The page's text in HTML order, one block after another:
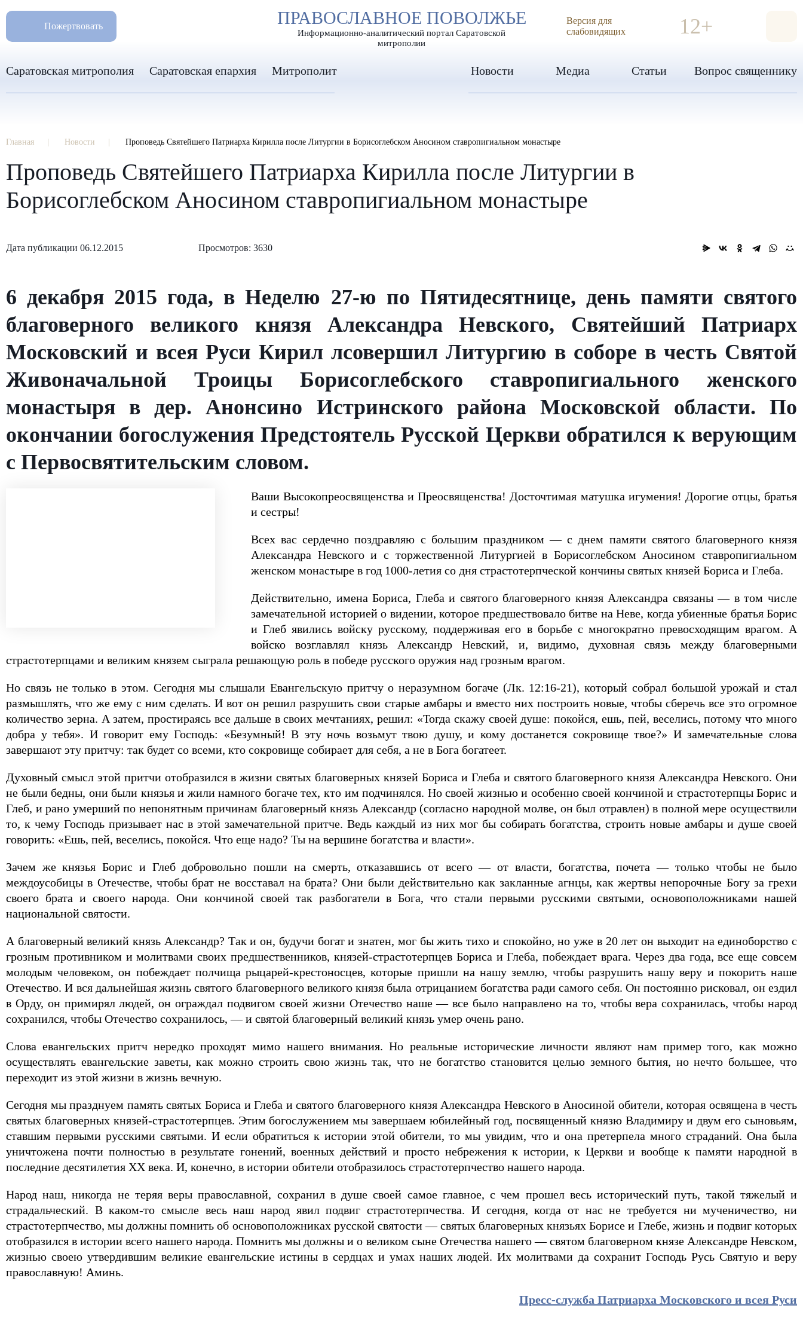
РАЗМЕР ШРИФТА А А А ИЗОБРАЖЕНИЯ
ПРАВОСЛАВНОЕ ПОВОЛЖЬЕ
Информационно-аналитический портал Саратовской
митрополии
Пожертвовать
8 960 346 31 04
info-sar@mail.ru
Версия для
слабовидящих
12+
Саратовская митрополия Саратовская епархия Митрополит Новости Медиа Статьи Вопрос священнику
Главная Новости Проповедь Святейшего Патриарха Кирилла после Литургии в Борисоглебском Аносином ставропигиальном монастыре
Проповедь Святейшего Патриарха Кирилла после Литургии в
Борисоглебском Аносином ставропигиальном монастыре
Дата публикации 06.12.2015 Просмотров: 3630
6 декабря 2015 года, в Неделю 27-ю по Пятидесятнице, день памяти святого
благоверного великого князя Александра Невского, Святейший Патриарх
Московский и всея Руси Кирил лсовершил Литургию в соборе в честь Святой
Живоначальной Троицы Борисоглебского ставропигиального женского
монастыря в дер. Анонсино Истринского района Московской области. По
окончании богослужения Предстоятель Русской Церкви обратился к верующим
с Первосвятительским словом.
Ваши Высокопреосвященства и Преосвященства! Досточтимая матушка игумения! Дорогие отцы, братья
и сестры!
Всех вас сердечно поздравляю с большим праздником — с днем памяти святого благоверного князя
Александра Невского и с торжественной Литургией в Борисоглебском Аносином ставропигиальном
женском монастыре в год 1000-летия со дня страстотерпческой кончины святых князей Бориса и Глеба.
Действительно, имена Бориса, Глеба и святого благоверного князя Александра связаны — в том числе
замечательной историей о видении, которое предшествовало битве на Неве, когда убиенные братья Борис
и Глеб явились войску русскому, поддерживая его в борьбе с многократно превосходящим врагом. А
войско возглавлял князь Александр Невский, и, видимо, духовная связь между благоверными
страстотерпцами и великим князем сыграла решающую роль в победе русского оружия над грозным врагом.
Но связь не только в этом. Сегодня мы слышали Евангельскую притчу о неразумном богаче (Лк. 12:16-21), который собрал большой урожай и стал
размышлять, что же ему с ним сделать. И вот он решил разрушить свои старые амбары и вместо них построить новые, чтобы сберечь все это огромное
количество зерна. А затем, простираясь все дальше в своих мечтаниях, решил: «Тогда скажу своей душе: покойся, ешь, пей, веселись, потому что много
добра у тебя». И говорит ему Господь: «Безумный! В эту ночь возьмут твою душу, и кому достанется сокровище твое?» И замечательные слова
завершают эту притчу: так будет со всеми, кто сокровище собирает для себя, а не в Бога богатеет.
Духовный смысл этой притчи отобразился в жизни святых благоверных князей Бориса и Глеба и святого благоверного князя Александра Невского. Они
не были бедны, они были князья и жили намного богаче тех, кто им подчинялся. Но своей жизнью и особенно своей кончиной и страстотерпцы Борис и
Глеб, и рано умерший по непонятным причинам благоверный князь Александр (согласно народной молве, он был отравлен) в полной мере осуществили
то, к чему Господь призывает нас в этой замечательной притче. Ведь каждый из них мог бы собирать богатства, строить новые амбары и душе своей
говорить: «Ешь, пей, веселись, покойся. Что еще надо? Ты на вершине богатства и власти».
Зачем же князья Борис и Глеб добровольно пошли на смерть, отказавшись от всего — от власти, богатства, почета — только чтобы не было
междоусобицы в Отечестве, чтобы брат не восставал на брата? Они были действительно как закланные агнцы, как жертвы непорочные Богу за грехи
своего брата и своего народа. Они кончиной своей так разбогатели в Бога, что стали первыми русскими святыми, основоположниками нашей
национальной святости.
А благоверный великий князь Александр? Так и он, будучи богат и знатен, мог бы жить тихо и спокойно, но уже в 20 лет он выходит на единоборство с
грозным противником и молитвами своих предшественников, князей-страстотерпцев Бориса и Глеба, побеждает врага. Через два года, все еще совсем
молодым человеком, он побеждает полчища рыцарей-крестоносцев, которые пришли на нашу землю, чтобы разрушить нашу веру и покорить наше
Отечество. И вся дальнейшая жизнь святого благоверного великого князя была отрицанием богатства ради самого себя. Он постоянно рисковал, он ездил
в Орду, он примирял людей, он ограждал подвигом своей жизни Отечество наше — все было направлено на то, чтобы вера сохранилась, чтобы народ
сохранился, чтобы Отечество сохранилось, — и святой благоверный великий князь умер очень рано.
Слова евангельских притч нередко проходят мимо нашего внимания. Но реальные исторические личности являют нам пример того, как можно
осуществлять евангельские заветы, как можно строить свою жизнь так, что не богатство становится целью земного бытия, но нечто большее, что
переходит из этой жизни в жизнь вечную.
Сегодня мы празднуем память святых Бориса и Глеба и святого благоверного князя Александра Невского в Аносиной обители, которая освящена в честь
святых благоверных князей-страстотерпцев. Этим богослужением мы завершаем юбилейный год, посвященный князю Владимиру и двум его сыновьям,
ставшим первыми русскими святыми. И если обратиться к истории этой обители, то мы увидим, что и она претерпела много страданий. Она была
уничтожена почти полностью в результате гонений, военных действий и просто небрежения к истории, к Церкви и вообще к памяти народной в
последние десятилетия XX века. И, конечно, в истории обители отобразилось страстотерпчество нашего народа.
Народ наш, никогда не теряя веры православной, сохранил в душе своей самое главное, с чем прошел весь исторический путь, такой тяжелый и
страдальческий. В каком-то смысле весь наш народ явил подвиг страстотерпчества. И сегодня, когда от нас не требуется ни мученичество, ни
страстотерпчество, мы должны помнить об основоположниках русской святости — святых благоверных князьях Борисе и Глебе, жизнь и подвиг которых
отобразился в истории всего нашего народа. Помнить мы должны и о великом сыне Отечества нашего — святом благоверном князе Александре Невском,
жизнью своею утвердившим великие евангельские истины в сердцах и умах наших людей. Их молитвами да сохранит Господь Русь Святую и веру
православную! Аминь.
Пресс-служба Патриарха Московского и всея Руси